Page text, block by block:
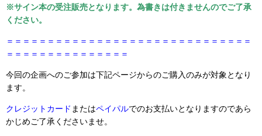
※サイン本の受注販売となります。為書きは付きませんのでご了承
ください。
＝＝＝＝＝＝＝＝＝＝＝＝＝＝＝＝＝＝＝＝＝＝＝＝＝＝＝＝＝＝
＝＝＝＝＝＝＝＝＝＝＝＝＝＝＝
今回の企画へのご参加は下記ページからのご購入のみが対象となり
ます。
クレジットカード またはペイパルでのお支払いとなりますのであら
かじめご了承くださいませ。